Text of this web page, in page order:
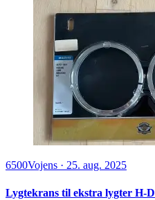
6500Vojens · 25. aug. 2025
Lygtekrans til ekstra lygter H-D